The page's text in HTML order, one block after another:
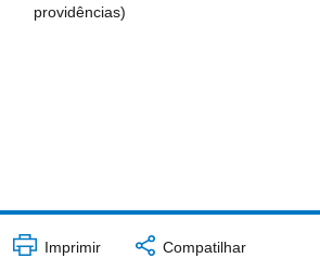
providências)
Imprimir Compatilhar